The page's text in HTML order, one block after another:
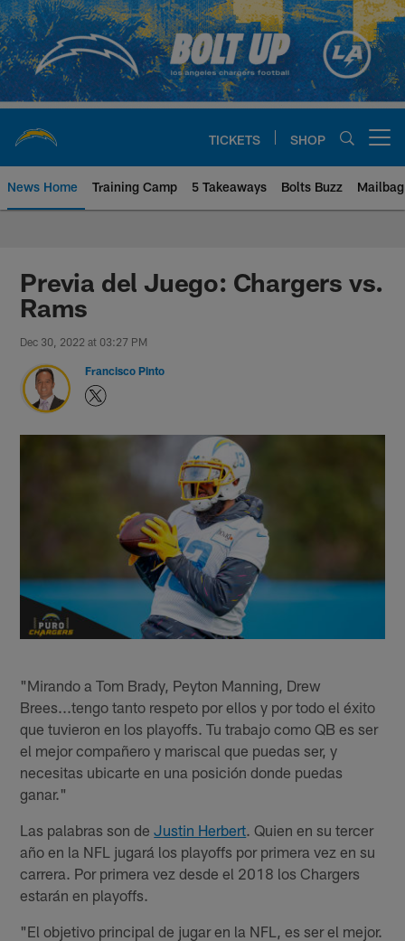
Skip
to
main
content
TICKETS SHOP
News Home Training Camp 5 Takeaways Bolts Buzz Mailbag
Chargers Official Site | Los
Previa del Juego: Chargers vs.
Rams
Dec 30, 2022 at 03:27 PM
Francisco Pinto
"Mirando a Tom Brady, Peyton Manning, Drew
Brees...tengo tanto respeto por ellos y por todo el éxito
que tuvieron en los playoffs. Tu trabajo como QB es ser
el mejor compañero y mariscal que puedas ser, y
necesitas ubicarte en una posición donde puedas
ganar."
Las palabras son deJustin Herbert . Quien en su tercer
año en la NFL jugará los playoffs por primera vez en su
carrera. Por primera vez desde el 2018 los Chargers
estarán en playoffs.
"El objetivo principal de jugar en la NFL, es ser el mejor.